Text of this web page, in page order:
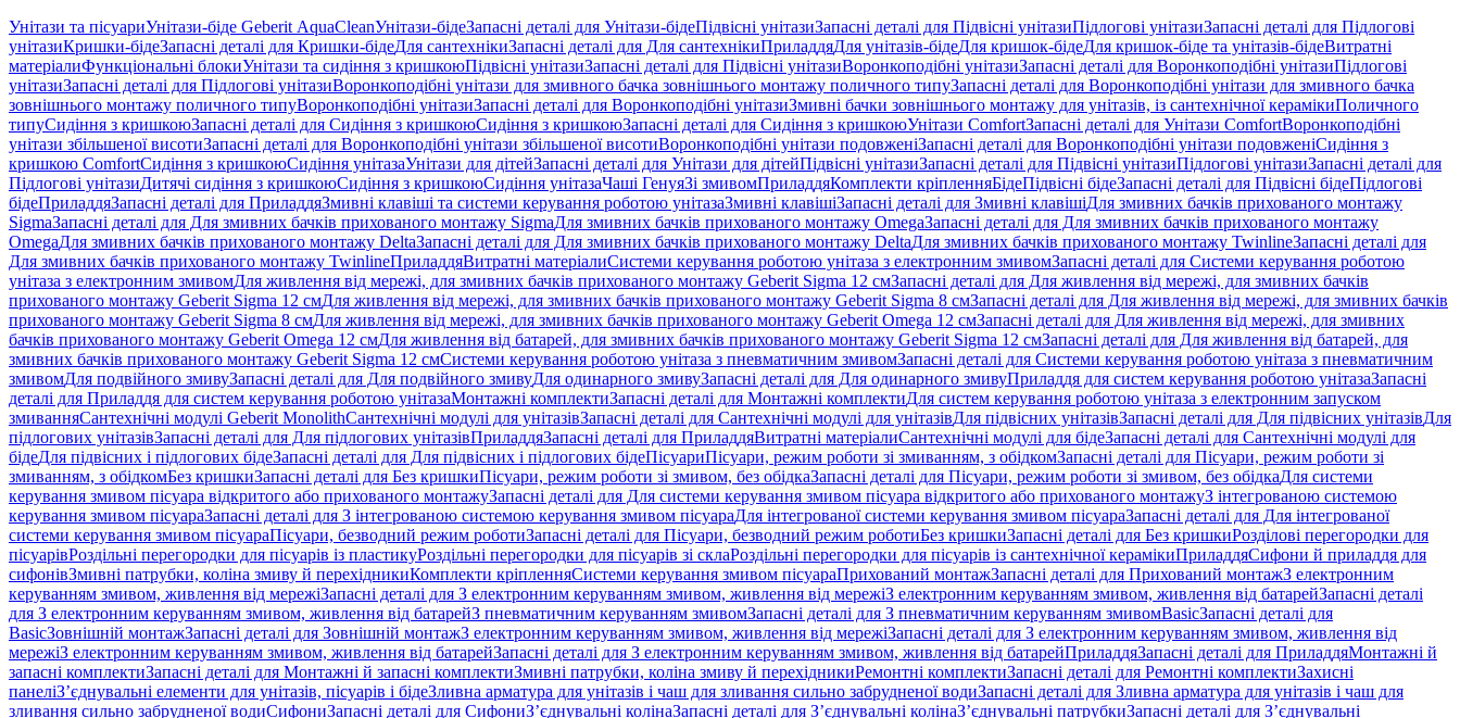
Унітази та пісуариУнітази-біде Geberit AquaCleanУнітази-бідеЗапасні деталі для Унітази-бідеПідвісні унітазиЗапасні деталі для Підвісні унітазиПідлогові унітазиЗапасні деталі для Підлогові
унітазиКришки-бідеЗапасні деталі для Кришки-бідеДля сантехнікиЗапасні деталі для Для сантехнікиПриладдяДля унітазів-бідеДля кришок-бідеДля кришок-біде та унітазів-бідеВитратні
матеріалиФункціональні блокиУнітази та сидіння з кришкоюПідвісні унітазиЗапасні деталі для Підвісні унітазиВоронкоподібні унітазиЗапасні деталі для Воронкоподібні унітазиПідлогові
унітазиЗапасні деталі для Підлогові унітазиВоронкоподібні унітази для змивного бачка зовнішнього монтажу поличного типуЗапасні деталі для Воронкоподібні унітази для змивного бачка
зовнішнього монтажу поличного типуВоронкоподібні унітазиЗапасні деталі для Воронкоподібні унітазиЗмивні бачки зовнішнього монтажу для унітазів, із сантехнічної керамікиПоличного
типуСидіння з кришкоюЗапасні деталі для Сидіння з кришкоюСидіння з кришкоюЗапасні деталі для Сидіння з кришкоюУнітази ComfortЗапасні деталі для Унітази ComfortВоронкоподібні
унітази збільшеної висотиЗапасні деталі для Воронкоподібні унітази збільшеної висотиВоронкоподібні унітази подовженіЗапасні деталі для Воронкоподібні унітази подовженіСидіння з
кришкою ComfortСидіння з кришкоюСидіння унітазаУнітази для дітейЗапасні деталі для Унітази для дітейПідвісні унітазиЗапасні деталі для Підвісні унітазиПідлогові унітазиЗапасні деталі для
Підлогові унітазиДитячі сидіння з кришкоюСидіння з кришкоюСидіння унітазаЧаші ГенуяЗі змивомПриладдяКомплекти кріпленняБідеПідвісні бідеЗапасні деталі для Підвісні бідеПідлогові
бідеПриладдяЗапасні деталі для ПриладдяЗмивні клавіші та системи керування роботою унітазаЗмивні клавішіЗапасні деталі для Змивні клавішіДля змивних бачків прихованого монтажу
SigmaЗапасні деталі для Для змивних бачків прихованого монтажу SigmaДля змивних бачків прихованого монтажу OmegaЗапасні деталі для Для змивних бачків прихованого монтажу
OmegaДля змивних бачків прихованого монтажу DeltaЗапасні деталі для Для змивних бачків прихованого монтажу DeltaДля змивних бачків прихованого монтажу TwinlineЗапасні деталі для
Для змивних бачків прихованого монтажу TwinlineПриладдяВитратні матеріалиСистеми керування роботою унітаза з електронним змивомЗапасні деталі для Системи керування роботою
унітаза з електронним змивомДля живлення від мережі, для змивних бачків прихованого монтажу Geberit Sigma 12 смЗапасні деталі для Для живлення від мережі, для змивних бачків
прихованого монтажу Geberit Sigma 12 смДля живлення від мережі, для змивних бачків прихованого монтажу Geberit Sigma 8 смЗапасні деталі для Для живлення від мережі, для змивних бачків
прихованого монтажу Geberit Sigma 8 смДля живлення від мережі, для змивних бачків прихованого монтажу Geberit Omega 12 смЗапасні деталі для Для живлення від мережі, для змивних
бачків прихованого монтажу Geberit Omega 12 смДля живлення від батарей, для змивних бачків прихованого монтажу Geberit Sigma 12 смЗапасні деталі для Для живлення від батарей, для
змивних бачків прихованого монтажу Geberit Sigma 12 смСистеми керування роботою унітаза з пневматичним змивомЗапасні деталі для Системи керування роботою унітаза з пневматичним
змивомДля подвійного змивуЗапасні деталі для Для подвійного змивуДля одинарного змивуЗапасні деталі для Для одинарного змивуПриладдя для систем керування роботою унітазаЗапасні
деталі для Приладдя для систем керування роботою унітазаМонтажні комплектиЗапасні деталі для Монтажні комплектиДля систем керування роботою унітаза з електронним запуском
змиванняСантехнічні модулі Geberit MonolithСантехнічні модулі для унітазівЗапасні деталі для Сантехнічні модулі для унітазівДля підвісних унітазівЗапасні деталі для Для підвісних унітазівДля
підлогових унітазівЗапасні деталі для Для підлогових унітазівПриладдяЗапасні деталі для ПриладдяВитратні матеріалиСантехнічні модулі для бідеЗапасні деталі для Сантехнічні модулі для
бідеДля підвісних і підлогових бідеЗапасні деталі для Для підвісних і підлогових бідеПісуариПісуари, режим роботи зі змиванням, з обідкомЗапасні деталі для Пісуари, режим роботи зі
змиванням, з обідкомБез кришкиЗапасні деталі для Без кришкиПісуари, режим роботи зі змивом, без обідкаЗапасні деталі для Пісуари, режим роботи зі змивом, без обідкаДля системи
керування змивом пісуара відкритого або прихованого монтажуЗапасні деталі для Для системи керування змивом пісуара відкритого або прихованого монтажуЗ інтегрованою системою
керування змивом пісуараЗапасні деталі для З інтегрованою системою керування змивом пісуараДля інтегрованої системи керування змивом пісуараЗапасні деталі для Для інтегрованої
системи керування змивом пісуараПісуари, безводний режим роботиЗапасні деталі для Пісуари, безводний режим роботиБез кришкиЗапасні деталі для Без кришкиРозділові перегородки для
пісуарівРоздільні перегородки для пісуарів із пластикуРоздільні перегородки для пісуарів зі склаРоздільні перегородки для пісуарів із сантехнічної керамікиПриладдяСифони й приладдя для
сифонівЗмивні патрубки, коліна змиву й перехідникиКомплекти кріпленняСистеми керування змивом пісуараПрихований монтажЗапасні деталі для Прихований монтажЗ електронним
керуванням змивом, живлення від мережіЗапасні деталі для З електронним керуванням змивом, живлення від мережіЗ електронним керуванням змивом, живлення від батарейЗапасні деталі
для З електронним керуванням змивом, живлення від батарейЗ пневматичним керуванням змивомЗапасні деталі для З пневматичним керуванням змивомBasicЗапасні деталі для
BasicЗовнішній монтажЗапасні деталі для Зовнішній монтажЗ електронним керуванням змивом, живлення від мережіЗапасні деталі для З електронним керуванням змивом, живлення від
мережіЗ електронним керуванням змивом, живлення від батарейЗапасні деталі для З електронним керуванням змивом, живлення від батарейПриладдяЗапасні деталі для ПриладдяМонтажні й
запасні комплектиЗапасні деталі для Монтажні й запасні комплектиЗмивні патрубки, коліна змиву й перехідникиРемонтні комплектиЗапасні деталі для Ремонтні комплектиЗахисні
панеліЗ’єднувальні елементи для унітазів, пісуарів і бідеЗливна арматура для унітазів і чаш для зливання сильно забрудненої водиЗапасні деталі для Зливна арматура для унітазів і чаш для
зливання сильно забрудненої водиСифониЗапасні деталі для СифониЗ’єднувальні колінаЗапасні деталі для З’єднувальні колінаЗ’єднувальні патрубкиЗапасні деталі для З’єднувальні